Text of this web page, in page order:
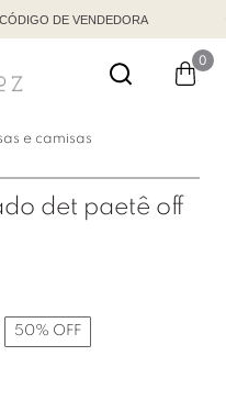
DE VENDEDORA
0
e camisas
det paetê off
50% OFF